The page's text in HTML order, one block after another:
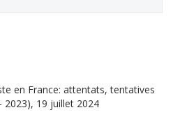
en France: attentats, tentatives
2023), 19 juillet 2024